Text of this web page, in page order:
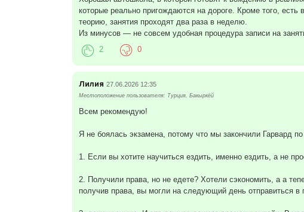
которые реально пригождаются на дороге. Кроме того,
теорию, занятия проходят два раза в неделю.
Из минусов — не совсем удобная процедура записи на
2 0
Лилия 27.06.2026 12:35
Местоположение пользователя: Турция, Бакыркёй
Всем рекомендую!
Я не боялась экзамена, потому что мы закончили Гарвард
1. Если вы хотите научиться ездить, именно ездить, а не
2. Получили права, но не едете? Хотели сэкономить, а а
получив права, вы могли на следующий день отправиться в